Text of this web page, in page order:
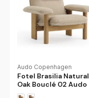
Audo Copenhagen
Fotel Brasilia Natural
Oak Bouclé 02 Audo